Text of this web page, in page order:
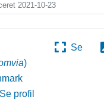
2021-10-23
Se
)
Se profil